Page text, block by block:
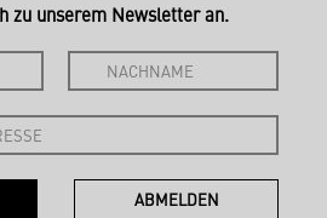
zu unserem Newsletter an.